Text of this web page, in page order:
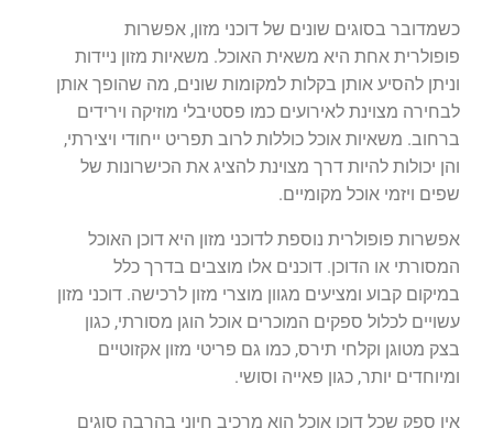
כשמדובר בסוגים שונים של דוכני מזון, אפשרות
פופולרית אחת היא משאית האוכל. משאיות מזון ניידות
וניתן להסיע אותן בקלות למקומות שונים, מה שהופך אותן
לבחירה מצוינת לאירועים כמו פסטיבלי מוזיקה וירידים
ברחוב. משאיות אוכל כוללות לרוב תפריט ייחודי ויצירתי,
והן יכולות להיות דרך מצוינת להציג את הכישרונות של
שפים ויזמי אוכל מקומיים.
אפשרות פופולרית נוספת לדוכני מזון היא דוכן האוכל
המסורתי או הדוכן. דוכנים אלו מוצבים בדרך כלל
במיקום קבוע ומציעים מגוון מוצרי מזון לרכישה. דוכני מזון
עשויים לכלול ספקים המוכרים אוכל הוגן מסורתי, כגון
בצק מטוגן וקלחי תירס, כמו גם פריטי מזון אקזוטיים
ומיוחדים יותר, כגון פאייה וסושי.
אין ספק שכל דוכן אוכל הוא מרכיב חיוני בהרבה סוגים